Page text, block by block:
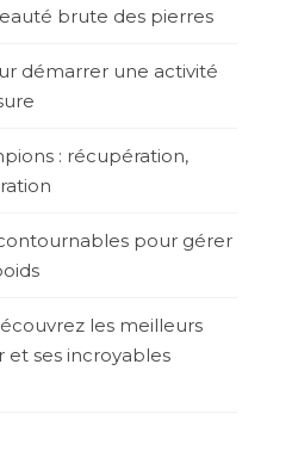
brute des pierres
démarrer une activité
: récupération,
pour gérer
les meilleurs
et ses incroyables